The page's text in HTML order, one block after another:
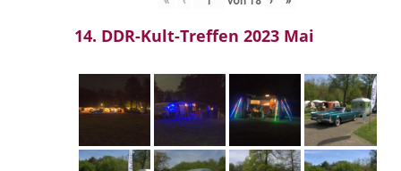
14. DDR-Kult-Treffen 2023 Mai